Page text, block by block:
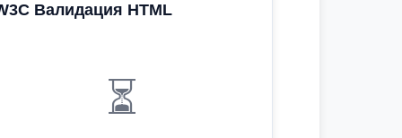
Валидация HTML
⏳